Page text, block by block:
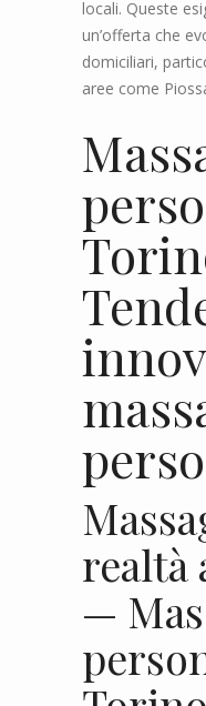
locali. Queste
un’offerta che
domiciliari,
aree come
realtà
—